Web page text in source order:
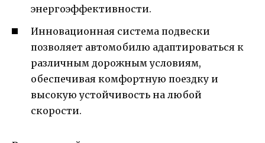
энергоэффективности.
Инновационная система подвески
позволяет автомобилю адаптироваться к
различным дорожным условиям,
обеспечивая комфортную поездку и
высокую устойчивость на любой
скорости.